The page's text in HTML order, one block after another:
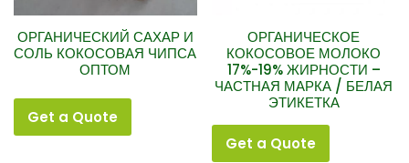
ОРГАНИЧЕСКИЙ САХАР И
СОЛЬ КОКОСОВАЯ ЧИПСА
ОПТОМ
Get a Quote
ОРГАНИЧЕСКОЕ
КОКОСОВОЕ МОЛОКО
17%-19% ЖИРНОСТИ –
ЧАСТНАЯ МАРКА / БЕЛАЯ
ЭТИКЕТКА
Get a Quote